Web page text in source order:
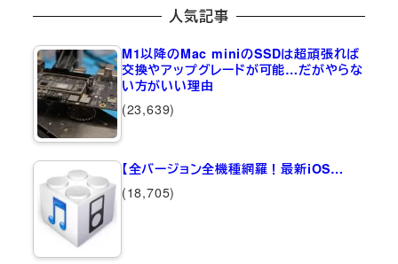
人気記事
M1以降のMac miniのSSDは超頑張れば
交換やアップグレードが可能…だがやらな
い方がいい理由
(23,639)
【全バージョン全機種網羅！最新iOS…
(18,705)